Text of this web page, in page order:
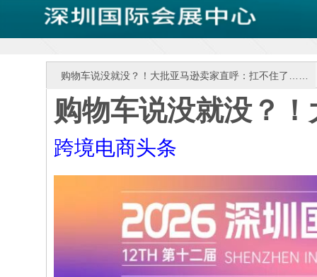
购物车说没就没？！大批亚马逊卖家直呼：扛不住了……
购物车说没就没？
跨境电商头条